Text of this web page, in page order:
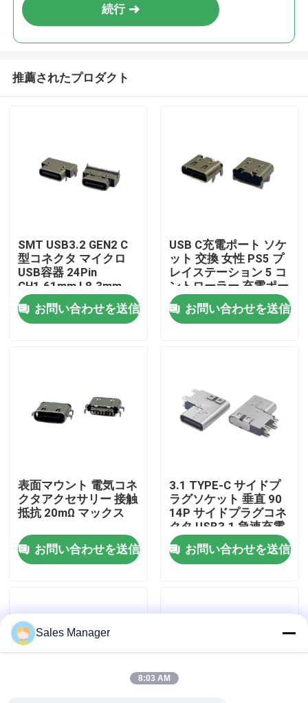
家
品質管理
接触米国
引用を要求しなさい
USBソケットコネクタ
続行
推薦されたプロダクト
SMT USB3.2 GEN2 C
型コネクタ マイクロ
USB容器 24Pin
CH1.61mm L8.3mm
お問い合わせを送信
USB C充電ポート ソケ
ット 交換 女性 PS5 プ
レイステーション 5 コ
ントローラー 充電ポー
ト
お問い合わせを送信
表面マウント 電気コネ
クタアクセサリー 接触
抵抗 20mΩ マックス
お問い合わせを送信
3.1 TYPE-C サイドプ
ラグソケット 垂直 90
14P サイドプラグコネ
クタ USB3.1 急速充電
インターフェース
お問い合わせを送信
Sales Manager
8:03 AM